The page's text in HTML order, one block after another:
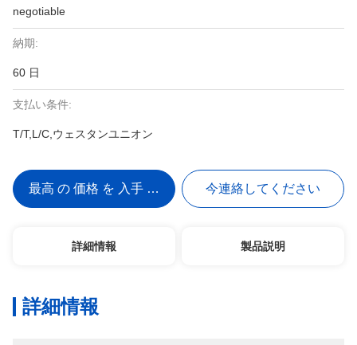
negotiable
納期:
60 日
支払い条件:
T/T,L/C,ウェスタンユニオン
最高 の 価格 を 入手 する 今連絡してください
詳細情報 製品説明
詳細情報